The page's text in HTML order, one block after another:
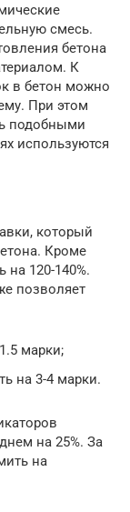
смесь.
бетона
К
в бетон можно
При этом
подобными
используются
который
Кроме
120-140%.
позволяет
марки;
на 3-4 марки.
на 25%. За
на